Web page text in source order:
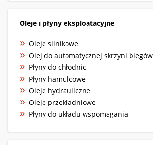
Oleje i płyny eksploatacyjne
Oleje silnikowe
Olej do automatycznej skrzyni biegów
Płyny do chłodnic
Płyny hamulcowe
Oleje hydrauliczne
Oleje przekładniowe
Płyny do układu wspomagania